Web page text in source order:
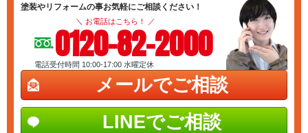
塗装やリフォームの事お気軽にご相談ください！
＼ お電話はこちら！ ／
0120-82-2000
電話受付時間 10:00-17:00 水曜定休
メールでご相談
LINEでご相談